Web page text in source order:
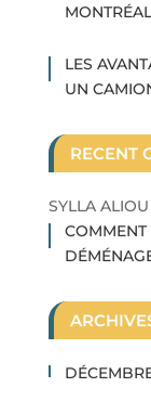
MONTRÉAL
LES
UN
RECENT
SYLLA ALIOU
COMMENT